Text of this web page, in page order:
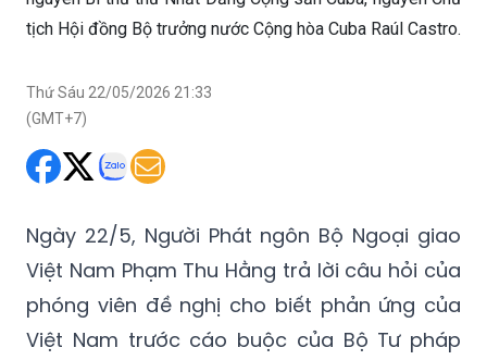
Việt Nam quan ngại sâu sắc về biện pháp tư pháp của Bộ
Tư pháp Hoa Kỳ khi ban hành cáo trạng hình sự đối với
tịch Hội đồng Bộ trưởng nước Cộng hòa Cuba Raúl Castro.
Thứ Sáu 22/05/2026 21:33
Ngày 22/5, Người Phát ngôn Bộ Ngoại giao
Việt Nam Phạm Thu Hằng trả lời câu hỏi của